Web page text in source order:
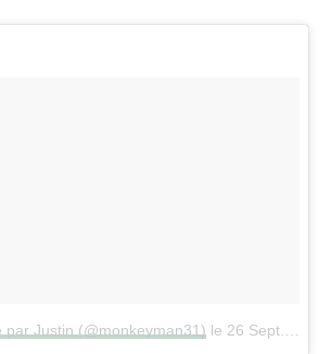
par Justin (@monkeyman31) le 26 Sept. 2015 à 14h07 PDT